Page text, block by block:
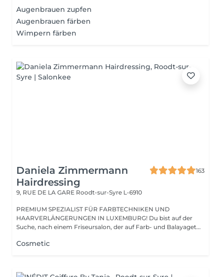
Augenbrauen zupfen
Augenbrauen färben
Wimpern färben
Daniela Zimmermann
Hairdressing
163
9, RUE DE LA GARE Roodt-sur-Syre L-6910
PREMIUM SPEZIALIST FÜR FARBTECHNIKEN UND
HAARVERLÄNGERUNGEN IN LUXEMBURG! Du bist auf der
Suche, nach einem Friseursalon, der auf Farb- und Balayaget...
Cosmetic